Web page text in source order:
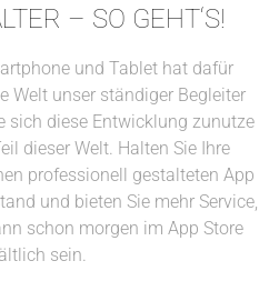
– SO GEHT‘S!
und Tablet hat dafür
Welt unser ständiger Begleiter
sich diese Entwicklung zunutze
dieser Welt. Halten Sie Ihre
professionell gestalteten App
und bieten Sie mehr Service,
schon morgen im App Store
sein.